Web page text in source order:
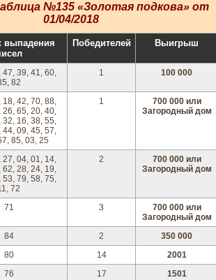
№135 «Золотая подкова» от
01/04/2018
выпадения
Победителей Выигрыш
47, 39, 41, 60,
82
1 100 000
18, 42, 70, 88,
26, 65, 20, 40,
32, 16, 38, 55,
44, 09, 45, 57,
85, 03, 25
1
700 000 или
Загородный дом
27, 04, 01, 14,
62, 28, 24, 19,
53, 79, 58, 75,
72
2
700 000 или
Загородный дом
71 3
700 000 или
Загородный дом
84 2
350 000
80 14
2001
76 17
1501